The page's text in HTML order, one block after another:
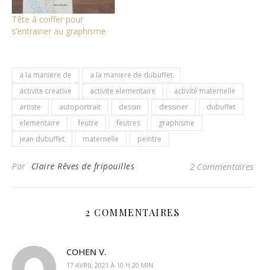
Tête à coiffer pour
s’entrainer au graphisme
a la maniere de
a la maniere de dubuffet
activite creative
activite elementaire
activité maternelle
artiste
autoportrait dessin dessiner
dubuffet
elementaire
feutre feutres
graphisme
jean dubuffet
maternelle peintre
Par Claire Rêves de fripouilles 2 Commentaires
2 COMMENTAIRES
COHEN V.
17 AVRIL 2021 À 10 H 20 MIN